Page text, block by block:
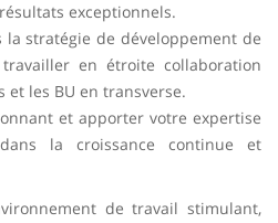
exceptionnels.
la stratégie de développement de
en étroite collaboration
et les BU en transverse.
et apporter votre expertise
la croissance continue et
de travail stimulant,